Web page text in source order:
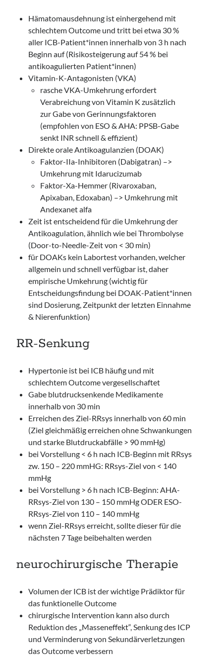
Hämatomausdehnung ist einhergehend mit
schlechtem Outcome und tritt bei etwa 30 %
aller ICB-Patient*innen innerhalb von 3 h nach
Beginn auf (Risikosteigerung auf 54 % bei
antikoagulierten Patient*innen)
Vitamin-K-Antagonisten (VKA)
rasche VKA-Umkehrung erfordert
Verabreichung von Vitamin K zusätzlich
zur Gabe von Gerinnungsfaktoren
(empfohlen von ESO & AHA: PPSB-Gabe
senkt INR schnell & effizient)
Direkte orale Antikoagulanzien (DOAK)
Faktor-IIa-Inhibitoren (Dabigatran) –>
Umkehrung mit Idarucizumab
Faktor-Xa-Hemmer (Rivaroxaban,
Apixaban, Edoxaban) –> Umkehrung mit
Andexanet alfa
Zeit ist entscheidend für die Umkehrung der
Antikoagulation, ähnlich wie bei Thrombolyse
(Door-to-Needle-Zeit von < 30 min)
für DOAKs kein Labortest vorhanden, welcher
allgemein und schnell verfügbar ist, daher
empirische Umkehrung (wichtig für
Entscheidungsfindung bei DOAK-Patient*innen
sind Dosierung, Zeitpunkt der letzten Einnahme
& Nierenfunktion)
RR-Senkung
Hypertonie ist bei ICB häufig und mit
schlechtem Outcome vergesellschaftet
Gabe blutdrucksenkende Medikamente
innerhalb von 30 min
Erreichen des Ziel-RRsys innerhalb von 60 min
(Ziel gleichmäßig erreichen ohne Schwankungen
und starke Blutdruckabfälle > 90 mmHg)
bei Vorstellung < 6 h nach ICB-Beginn mit RRsys
zw. 150 – 220 mmHG: RRsys-Ziel von < 140
mmHg
bei Vorstellung > 6 h nach ICB-Beginn: AHA-
RRsys-Ziel von 130 – 150 mmHg ODER ESO-
RRsys-Ziel von 110 – 140 mmHg
wenn Ziel-RRsys erreicht, sollte dieser für die
nächsten 7 Tage beibehalten werden
neurochirurgische Therapie
Volumen der ICB ist der wichtige Prädiktor für
das funktionelle Outcome
chirurgische Intervention kann also durch
Reduktion des „Masseneffekt“, Senkung des ICP
und Verminderung von Sekundärverletzungen
das Outcome verbessern